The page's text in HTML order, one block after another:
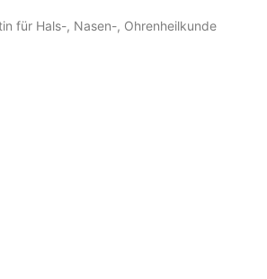
für Hals-, Nasen-, Ohrenheilkunde